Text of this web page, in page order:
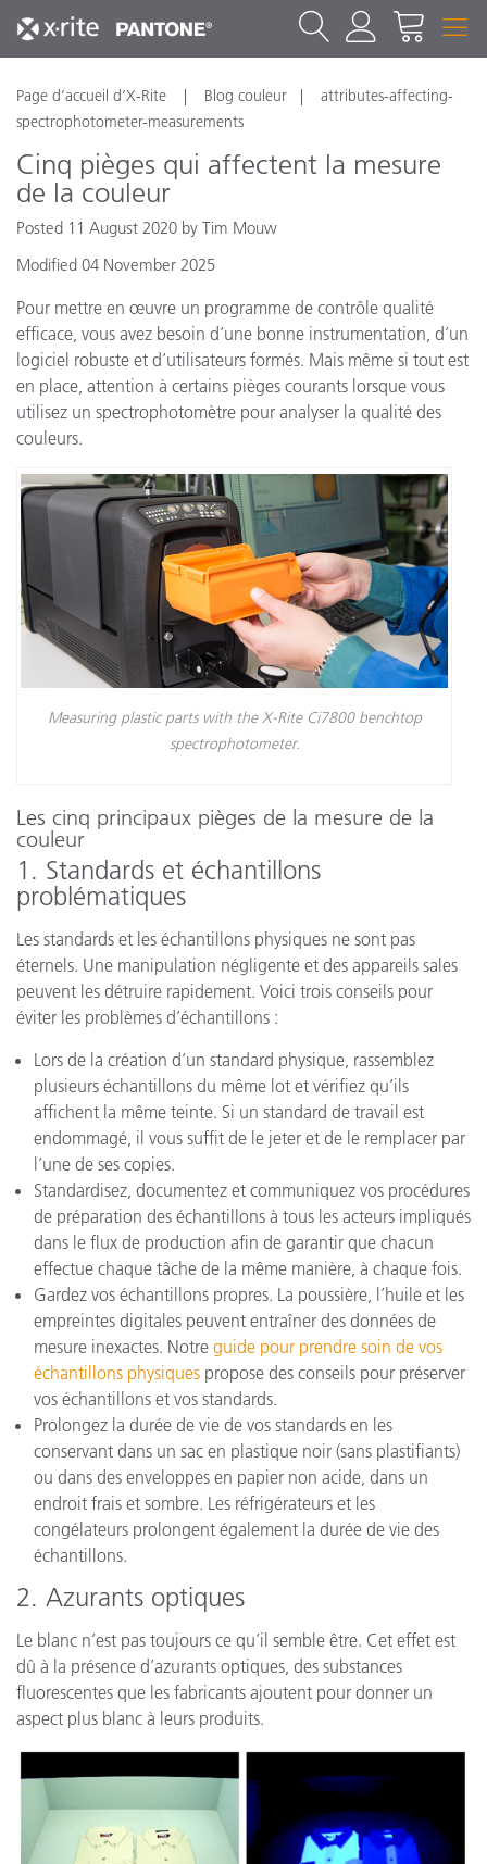
Page d’accueil d’X-Rite Blog couleur
attributes-affecting-
spectrophotometer-measurements
Cinq pièges qui affectent la mesure
de la couleur
Posted 11 August 2020 by Tim Mouw
Modified 04 November 2025
Pour mettre en œuvre un programme de contrôle qualité
efficace, vous avez besoin d’une bonne instrumentation, d’un
logiciel robuste et d’utilisateurs formés. Mais même si tout est
en place, attention à certains pièges courants lorsque vous
utilisez un spectrophotomètre pour analyser la qualité des
couleurs.
Measuring plastic parts with the X-Rite Ci7800 benchtop
spectrophotometer.
Les cinq principaux pièges de la mesure de la
couleur
1. Standards et échantillons
problématiques
Les standards et les échantillons physiques ne sont pas
éternels. Une manipulation négligente et des appareils sales
peuvent les détruire rapidement. Voici trois conseils pour
éviter les problèmes d’échantillons :
Lors de la création d’un standard physique, rassemblez
plusieurs échantillons du même lot et vérifiez qu’ils
affichent la même teinte. Si un standard de travail est
endommagé, il vous suffit de le jeter et de le remplacer par
l’une de ses copies.
Standardisez, documentez et communiquez vos procédures
de préparation des échantillons à tous les acteurs impliqués
dans le flux de production afin de garantir que chacun
effectue chaque tâche de la même manière, à chaque fois.
Gardez vos échantillons propres. La poussière, l’huile et les
empreintes digitales peuvent entraîner des données de
mesure inexactes. Notre guide pour prendre soin de vos
échantillons physiques propose des conseils pour préserver
vos échantillons et vos standards.
Prolongez la durée de vie de vos standards en les
conservant dans un sac en plastique noir (sans plastifiants)
ou dans des enveloppes en papier non acide, dans un
endroit frais et sombre. Les réfrigérateurs et les
congélateurs prolongent également la durée de vie des
échantillons.
2. Azurants optiques
Le blanc n’est pas toujours ce qu’il semble être. Cet effet est
dû à la présence d’azurants optiques, des substances
fluorescentes que les fabricants ajoutent pour donner un
aspect plus blanc à leurs produits.